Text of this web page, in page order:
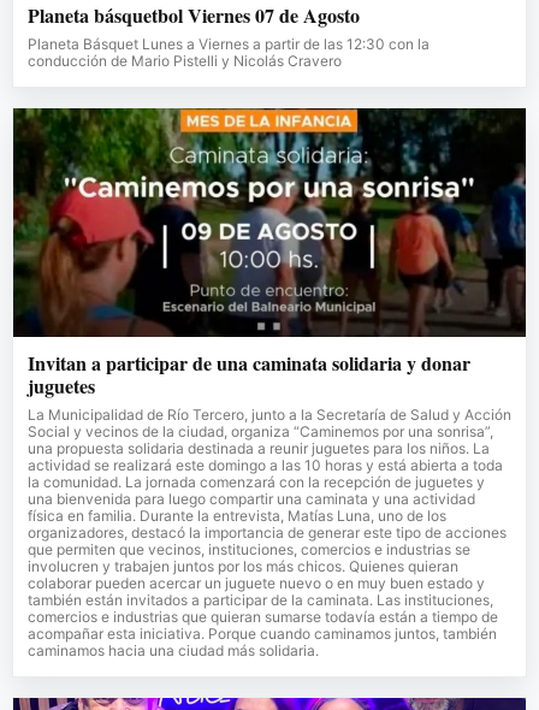
Planeta básquetbol Viernes 07 de Agosto
Planeta Básquet Lunes a Viernes a partir de las 12:30 con la
conducción de Mario Pistelli y Nicolás Cravero
Invitan a participar de una caminata solidaria y donar
juguetes
La Municipalidad de Río Tercero, junto a la Secretaría de Salud y Acción
Social y vecinos de la ciudad, organiza “Caminemos por una sonrisa”,
una propuesta solidaria destinada a reunir juguetes para los niños. La
actividad se realizará este domingo a las 10 horas y está abierta a toda
la comunidad. La jornada comenzará con la recepción de juguetes y
una bienvenida para luego compartir una caminata y una actividad
física en familia. Durante la entrevista, Matías Luna, uno de los
organizadores, destacó la importancia de generar este tipo de acciones
que permiten que vecinos, instituciones, comercios e industrias se
involucren y trabajen juntos por los más chicos. Quienes quieran
colaborar pueden acercar un juguete nuevo o en muy buen estado y
también están invitados a participar de la caminata. Las instituciones,
comercios e industrias que quieran sumarse todavía están a tiempo de
acompañar esta iniciativa. Porque cuando caminamos juntos, también
caminamos hacia una ciudad más solidaria.